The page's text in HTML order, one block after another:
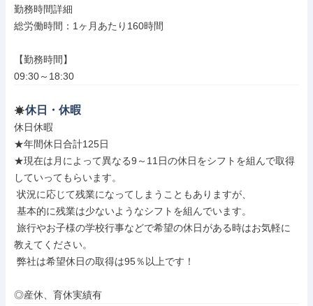
勤務時間詳細
総労働時間：1ヶ月あたり160時間
【勤務時間】
09:30～18:30
休日・休暇
休日休暇
★年間休日合計125日
★現在は月によって異なる9～11日の休日をシフトを組んで取得
していってもらいます。
教えてください。
◎産休、育休実績有